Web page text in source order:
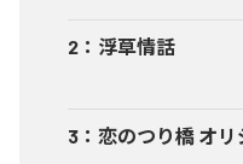
2 ： 浮草情話
3 ： 恋のつり橋 オ